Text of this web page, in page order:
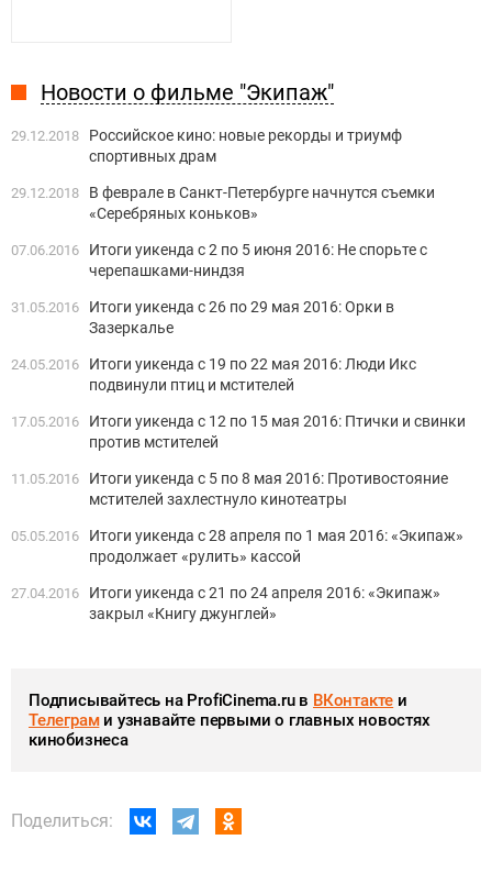
Новости о фильме "Экипаж"
29.12.2018
Российское кино: новые рекорды и триумф
спортивных драм
29.12.2018
В феврале в Санкт-Петербурге начнутся съемки
«Серебряных коньков»
07.06.2016
Итоги уикенда с 2 по 5 июня 2016: Не спорьте с
черепашками-ниндзя
31.05.2016
Итоги уикенда с 26 по 29 мая 2016: Орки в
Зазеркалье
24.05.2016
Итоги уикенда с 19 по 22 мая 2016: Люди Икс
подвинули птиц и мстителей
17.05.2016
Итоги уикенда с 12 по 15 мая 2016: Птички и свинки
против мстителей
11.05.2016
Итоги уикенда с 5 по 8 мая 2016: Противостояние
мстителей захлестнуло кинотеатры
05.05.2016
Итоги уикенда с 28 апреля по 1 мая 2016: «Экипаж»
продолжает «рулить» кассой
27.04.2016
Итоги уикенда с 21 по 24 апреля 2016: «Экипаж»
закрыл «Книгу джунглей»
Подписывайтесь на ProfiCinema.ru в ВКонтакте и
Телеграми узнавайте первыми о главных новостях
кинобизнеса
Поделиться: